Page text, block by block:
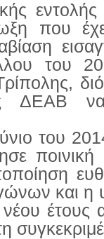
που
του
ΔΕΑΒ να
του
και η
έτους